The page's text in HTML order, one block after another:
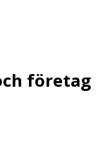
företag